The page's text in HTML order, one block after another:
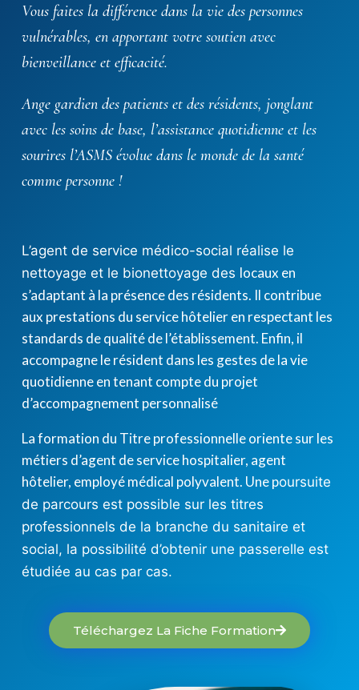
Vous faites la différence dans la vie des personnes
vulnérables, en apportant votre soutien avec
bienveillance et efficacité.
Ange gardien des patients et des résidents, jonglant
avec les soins de base, l’assistance quotidienne et les
sourires l’ASMS évolue dans le monde de la santé
comme personne !
L’agent de service médico-social réalise le
nettoyage et le bionettoyage des locaux en
s’adaptant à la présence des résidents. Il contribue
aux prestations du service hôtelier en respectant les
standards de qualité de l’établissement. Enfin, il
accompagne le résident dans les gestes de la vie
quotidienne en tenant compte du projet
d’accompagnement personnalisé
La formation du Titre professionnelle oriente sur les
métiers d’agent de service hospitalier, agent
hôtelier, employé médical polyvalent. Une poursuite
de parcours est possible sur les titres
professionnels de la branche du sanitaire et
social, la possibilité d’obtenir une passerelle est
étudiée au cas par cas.
Téléchargez La Fiche Formation